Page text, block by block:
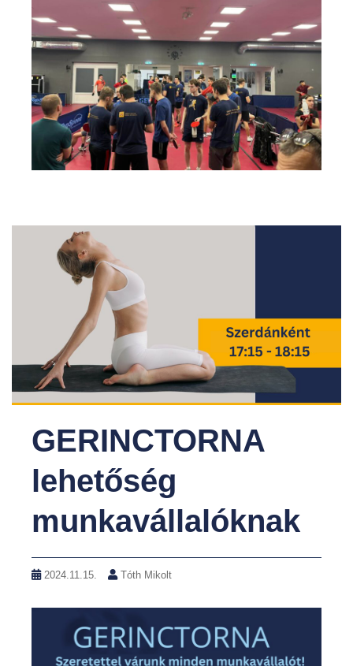
GERINCTORNA
lehetőség
munkavállalóknak
2024.11.15. Tóth Mikolt